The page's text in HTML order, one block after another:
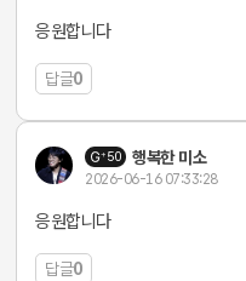
응원합니다
답글0
50 행복한 미소
2026-06-16 07:33:28
응원합니다
답글0